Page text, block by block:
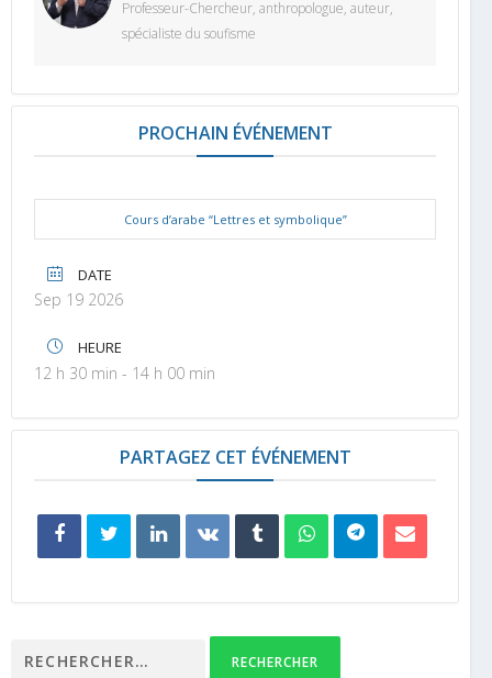
Professeur-Chercheur, anthropologue, auteur,
spécialiste du soufisme
PROCHAIN ÉVÉNEMENT
Cours d’arabe “Lettres et symbolique”
DATE
Sep 19 2026
HEURE
12 h 30 min - 14 h 00 min
PARTAGEZ CET ÉVÉNEMENT